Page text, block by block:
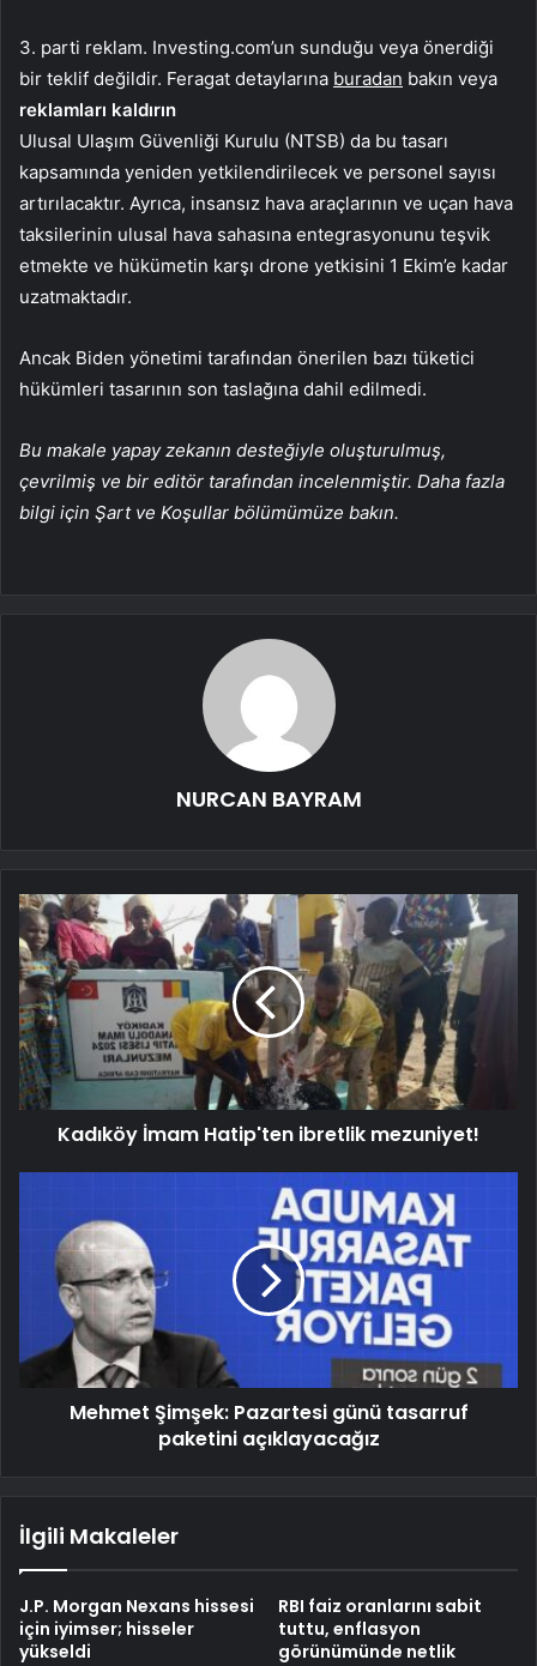
3. parti reklam. Investing.com’un sunduğu veya önerdiği
bir teklif değildir. Feragat detaylarına buradan bakın veya
reklamları kaldırın
Ulusal Ulaşım Güvenliği Kurulu (NTSB) da bu tasarı
kapsamında yeniden yetkilendirilecek ve personel sayısı
artırılacaktır. Ayrıca, insansız hava araçlarının ve uçan hava
taksilerinin ulusal hava sahasına entegrasyonunu teşvik
etmekte ve hükümetin karşı drone yetkisini 1 Ekim’e kadar
uzatmaktadır.
Ancak Biden yönetimi tarafından önerilen bazı tüketici
hükümleri tasarının son taslağına dahil edilmedi.
Bu makale yapay zekanın desteğiyle oluşturulmuş,
çevrilmiş ve bir editör tarafından incelenmiştir. Daha fazla
bilgi için Şart ve Koşullar bölümümüze bakın.
NURCAN BAYRAM
Kadıköy İmam Hatip'ten ibretlik mezuniyet!
Mehmet Şimşek: Pazartesi günü tasarruf
paketini açıklayacağız
İlgili Makaleler
J.P. Morgan Nexans hissesi
için iyimser; hisseler
yükseldi
RBI faiz oranlarını sabit
tuttu, enflasyon
görünümünde netlik